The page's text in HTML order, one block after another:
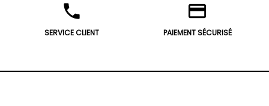
phone
SERVICE CLIENT
credit_card
PAIEMENT SÉCURISÉ